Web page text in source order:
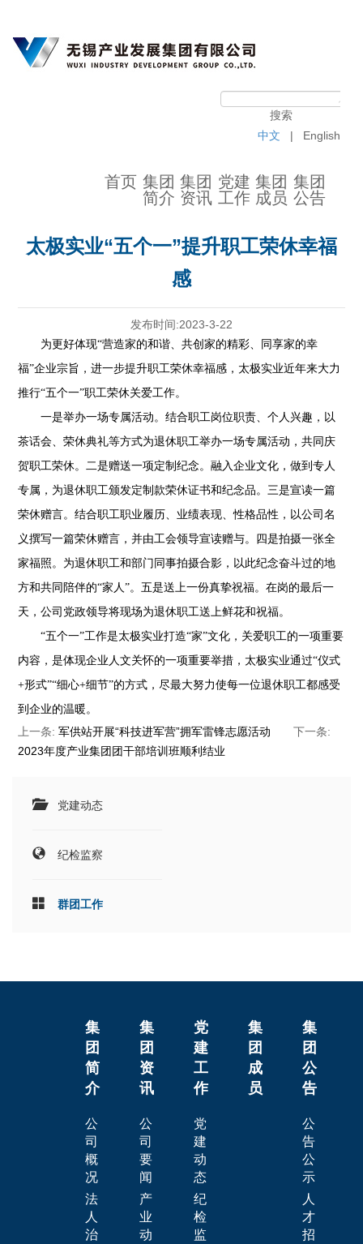
中文 | English
首页 集团
简介
集团
资讯
党建
工作
集团
成员
集团
公告
太极实业“五个一”提升职工荣休幸福
感
发布时间:2023-3-22
为更好体现“营造家的和谐、共创家的精彩、同享家的幸
福”企业宗旨，进一步提升职工荣休幸福感，太极实业近年来大力
推行“五个一”职工荣休关爱工作。
一是举办一场专属活动。结合职工岗位职责、个人兴趣，以
茶话会、荣休典礼等方式为退休职工举办一场专属活动，共同庆
贺职工荣休。二是赠送一项定制纪念。融入企业文化，做到专人
专属，为退休职工颁发定制款荣休证书和纪念品。三是宣读一篇
荣休赠言。结合职工职业履历、业绩表现、性格品性，以公司名
义撰写一篇荣休赠言，并由工会领导宣读赠与。四是拍摄一张全
家福照。为退休职工和部门同事拍摄合影，以此纪念奋斗过的地
方和共同陪伴的“家人”。五是送上一份真挚祝福。在岗的最后一
天，公司党政领导将现场为退休职工送上鲜花和祝福。
“五个一”工作是太极实业打造“家”文化，关爱职工的一项重要
内容，是体现企业人文关怀的一项重要举措，太极实业通过“仪式
+形式”“细心+细节”的方式，尽最大努力使每一位退休职工都感受
到企业的温暖。
上一条:军供站开展“科技进军营”拥军雷锋志愿活动 下一条:
2023年度产业集团团干部培训班顺利结业
党建动态
纪检监察
群团工作
集
团
简
介
公
司
概
况
法
人
治
集
团
资
讯
公
司
要
闻
产
业
动
党
建
工
作
党
建
动
态
纪
检
监
集
团
成
员
集
团
公
告
公
告
公
示
人
才
招